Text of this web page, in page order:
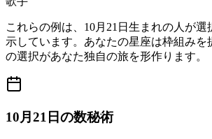
これらの例は、10月21日生まれの人が
示しています。あなたの星座は枠組みを
の選択があなた独自の旅を形作ります。
10月21日の数秘術